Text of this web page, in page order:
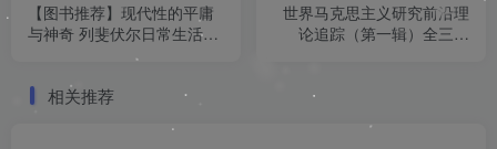
【图书推荐】现代性的平庸
与神奇 列斐伏尔日常生活批
判哲学的文本学解读 (刘怀
世界马克思主义研究前沿理
论追踪（第一辑）全三册
相关推荐